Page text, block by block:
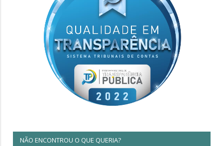
NÃO ENCONTROU O QUE QUERIA?